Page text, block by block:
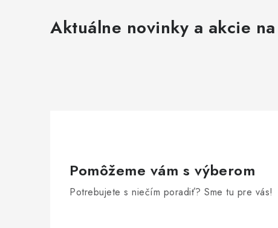
Aktuálne novinky a akcie
Pomôžeme vám s výberom
Potrebujete s niečím poradiť? Sme tu pre vás!